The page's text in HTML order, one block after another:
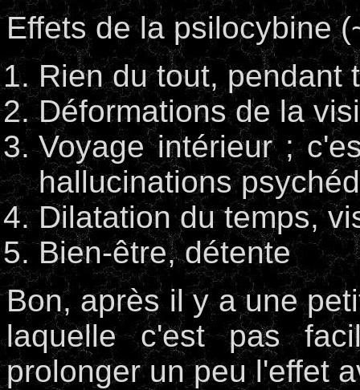
Effets de la psilocybine
Rien du tout, pendant
Déformations de la
Voyage intérieur ;
hallucinations
Dilatation du temps,
Bien-être, détente
Bon, après il y a une
laquelle c'est pas
prolonger un peu l'effet